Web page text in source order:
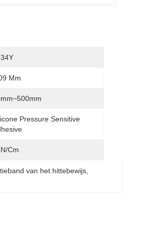
Mm
Pressure Sensitive
cm
van het hittebewijs